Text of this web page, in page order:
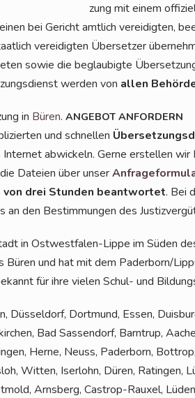
zung mit einem
bei Gericht amt­lich ver­ei­dig­ten,
ver­ei­dig­ten Über­set­zer
sowie die beglau­big­te
wer­den von allen
in Büren. ANGEBOT ANFORDERN
und schnel­len
abwi­ckeln. Ger­ne erstel­len wir
Datei­en über unser
drei Stun­den beant­wor­tet. Bei
an den Bestim­mun­gen des
in Ost­west­fa­len-Lip­pe im Süden
Büren und hat mit dem Paderborn/
für ihre vie­len Schul- und
Düs­sel­dorf, Dort­mund, Essen,
Bad Sas­sen­dorf, Barn­trup,
Her­ne, Neuss, Pader­born,
Wit­ten, Iser­lohn, Düren, Ratin­gen,
Arns­berg, Cas­trop-Rau­xel,